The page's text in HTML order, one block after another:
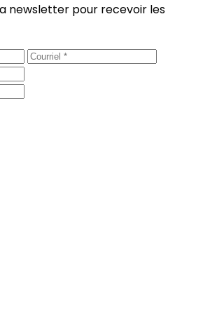
newsletter pour recevoir les